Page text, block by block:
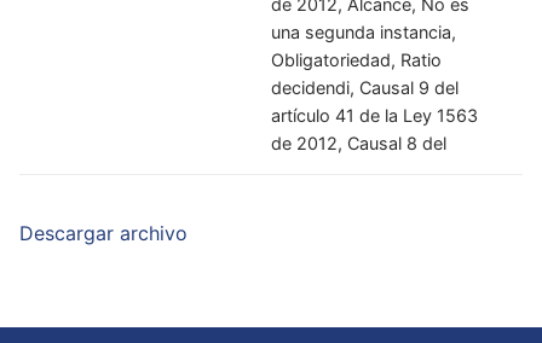
una segunda instancia,
Obligatoriedad, Ratio
decidendi, Causal 9 del
artículo 41 de la Ley 1563
de 2012, Causal 8 del
Descargar archivo